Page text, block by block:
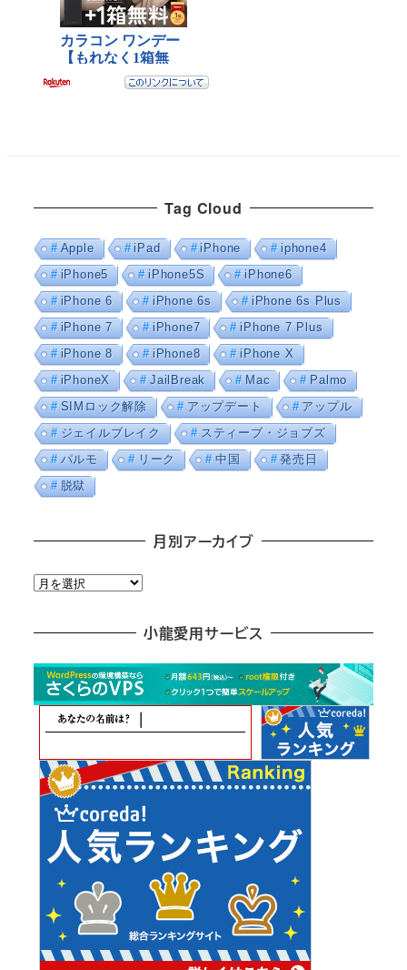
Tag Cloud
Apple iPad iPhone
iphone4
iPhone5
iPhone5S
iPhone6
iPhone 6
iPhone 6s
iPhone 6s Plus
iPhone 7
iPhone7
iPhone 7 Plus
iPhone 8
iPhone8
iPhone X
iPhoneX
JailBreak Mac
Palmo
SIMロック解除
アップデート
アップル
ジェイルブレイク
スティーブ・ジョブズ
パルモ
リーク 中国
発売日
脱獄
月別アーカイブ
月
カ
小龍愛用サービス